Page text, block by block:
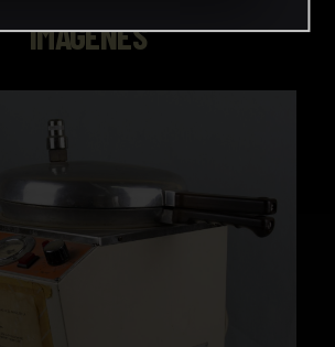
IMÁGENES